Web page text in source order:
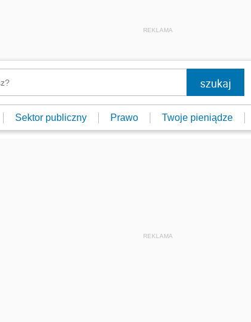
REKLAMA
Sektor publiczny Prawo Twoje pieniądze